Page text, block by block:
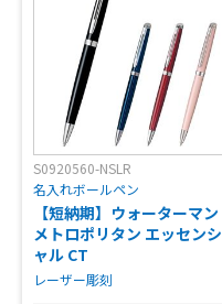
S0920560-NSLR
名入れボールペン
【短納期】ウォーターマン
メトロポリタン エッセンシ
ャル CT
レーザー彫刻